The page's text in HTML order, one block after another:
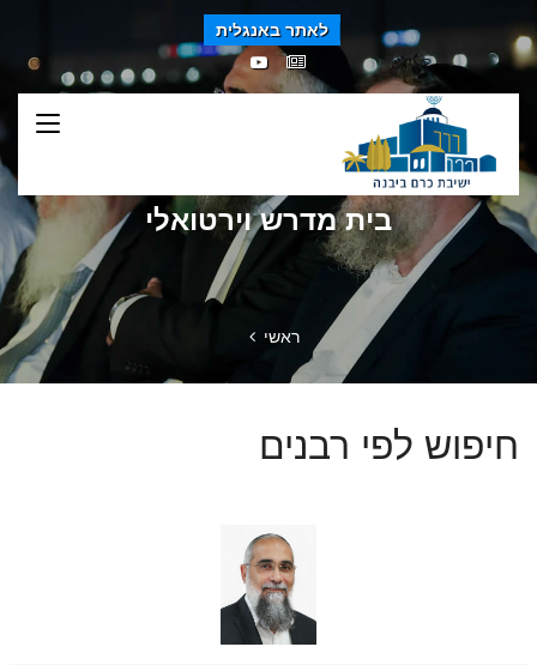
לאתר באנגלית
בית מדרש וירטואלי
ראשי
חיפוש לפי רבנים